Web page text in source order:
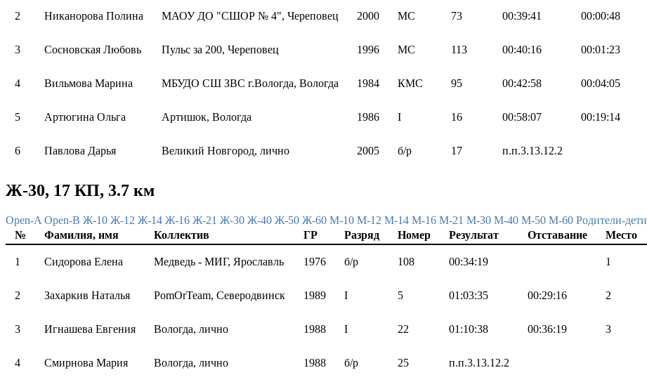
2 Никанорова Полина МАОУ ДО "СШОР № 4", Череповец 2000 МС 73 00:39:41 00:00:48
3 Сосновская Любовь Пульс за 200, Череповец 1996 МС 113 00:40:16 00:01:23
4 Вильмова Марина МБУДО СШ ЗВС г.Вологда, Вологда 1984 КМС 95 00:42:58 00:04:05
5 Артюгина Ольга Артишок, Вологда 1986 I 16 00:58:07 00:19:14
6 Павлова Дарья Великий Новгород, лично 2005 б/р 17 п.п.3.13.12.2
Ж-30, 17 КП, 3.7 км
Open-A Open-B Ж-10 Ж-12 Ж-14 Ж-16 Ж-21 Ж-30 Ж-40 Ж-50 Ж-60 М-10 М-12 М-14 М-16 М-21 М-30 М-40 М-50 М-60 Родители-дети
№
Фамилия, имя Коллектив ГР Разряд Номер Результат Отставание Место
1 Сидорова Елена Медведь - МИГ, Ярославль 1976 б/р 108 00:34:19 1
2 Захаркив Наталья PomOrTeam, Северодвинск 1989 I 5 01:03:35 00:29:16 2
3 Игнашева Евгения Вологда, лично 1988 I 22 01:10:38 00:36:19 3
4 Смирнова Мария Вологда, лично 1988 б/р 25 п.п.3.13.12.2